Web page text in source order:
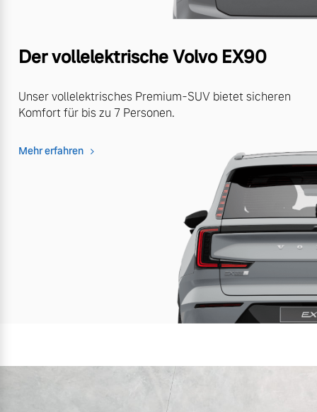
Der vollelektrische Volvo EX90
Unser vollelektrisches Premium-SUV bietet sicheren
Komfort für bis zu 7 Personen.
Mehr erfahren